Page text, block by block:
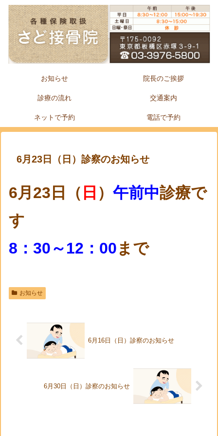
お知らせ 院長のご挨拶
診療の流れ 交通案内
ネットで予約 電話で予約
6月23日（日）診察のお知らせ
6月23日（ 日 ）午前中診療で
す
8：30～12：00まで
お知らせ
6月16日（日）診察のお知らせ
6月30日（日）診察のお知らせ